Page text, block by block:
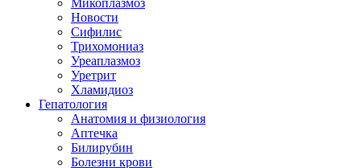
Микоплазмоз
Новости
Сифилис
Трихомониаз
Уреаплазмоз
Уретрит
Хламидиоз
Гепатология
Анатомия и физиология
Аптечка
Билирубин
Болезни крови